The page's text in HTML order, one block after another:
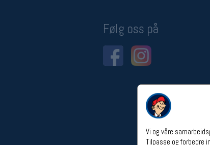
Vi og våre
Tilpasse og forbedre
Følg oss på